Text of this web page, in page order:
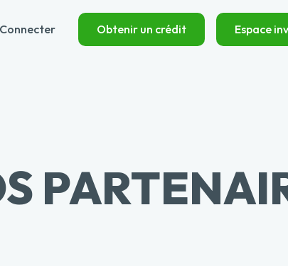
Obtenir un crédit Espace